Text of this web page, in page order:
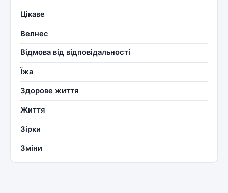
Цікаве
Велнес
Відмова від відповідальності
Їжа
Здорове життя
Життя
Зірки
Зміни